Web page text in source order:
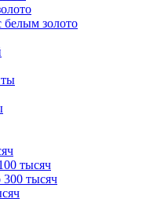
белым золото
тысяч
тысяч